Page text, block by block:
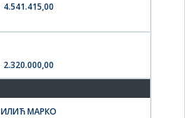
4.541.415,00
2.320.000,00
ИЛИЋ МАРКО